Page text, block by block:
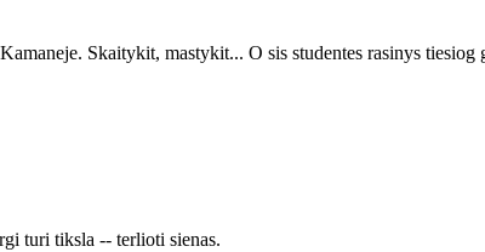
Skaitykit, mastykit... O sis studentes rasinys
turi tiksla -- terlioti sienas.